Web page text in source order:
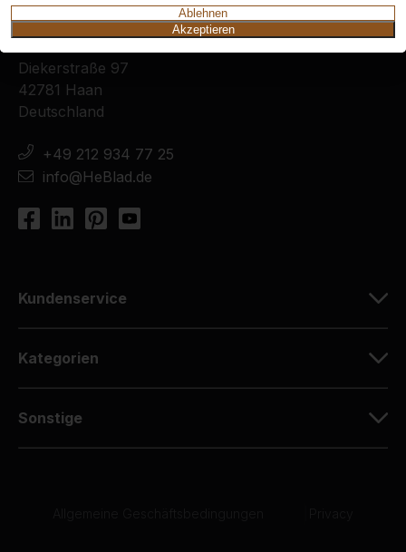
Ablehnen
Akzeptieren
Kontakt
Diekerstraße 97
42781 Haan
Deutschland
+49 212 934 77 25
info@HeBlad.de
Kundenservice
Kategorien
Sonstige